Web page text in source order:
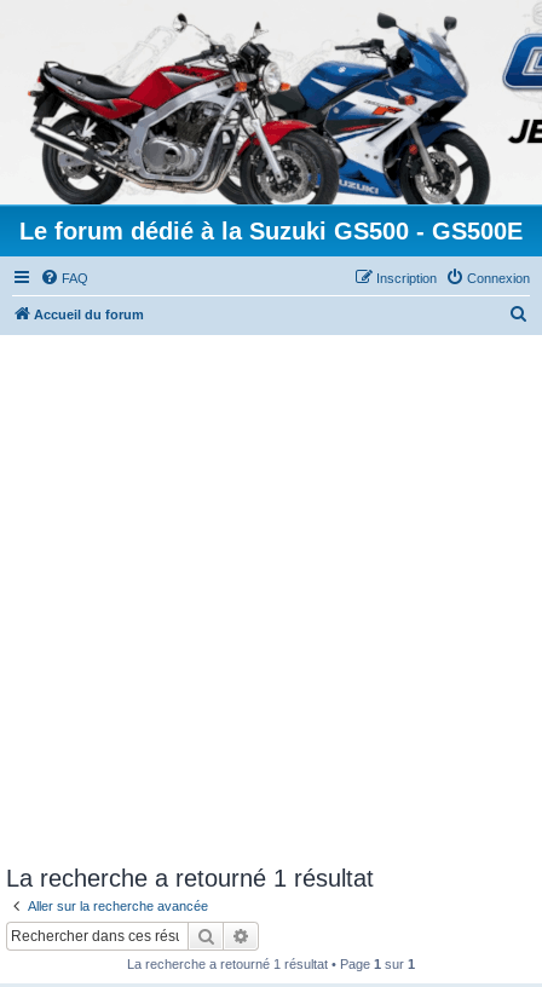
Le forum dédié à la Suzuki GS500 - GS500E
FAQ Connexion
Inscription
Accueil du forum
La recherche a retourné 1 résultat
Aller sur la recherche avancée
Rechercher
La recherche a retourné 1 résultat • Page 1 sur 1